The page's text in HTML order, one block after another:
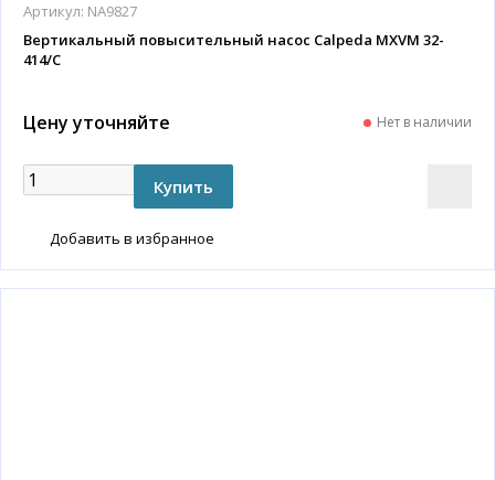
Артикул: NA9827
Вертикальный повысительный насос Calpeda MXVM 32-
414/C
Цену уточняйте Нет в наличии
Добавить в избранное